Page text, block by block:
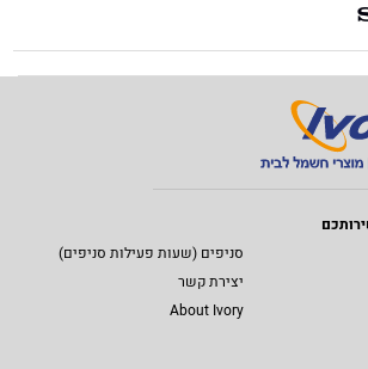
סניפים (שעות פעילות סניפים)
יצירת קשר
About Ivory